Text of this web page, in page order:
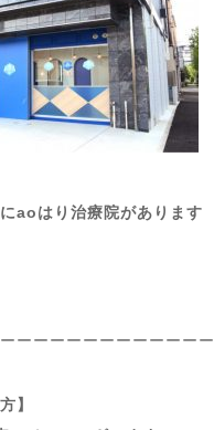
aoはり治療院があります
ーーーーーーーーーーーー
】